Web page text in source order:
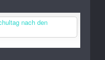
nach den